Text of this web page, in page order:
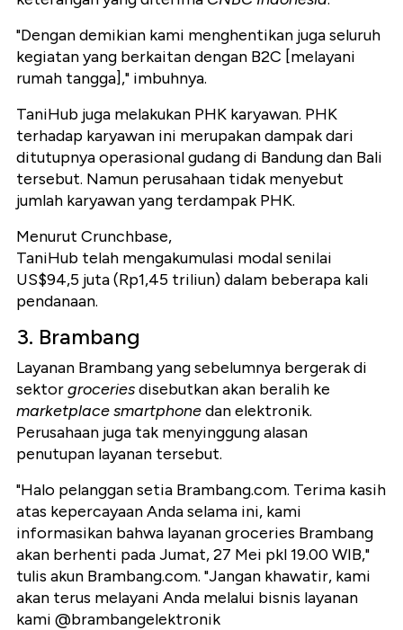
"Dengan demikian kami menghentikan juga seluruh
kegiatan yang berkaitan dengan B2C [melayani
rumah tangga]," imbuhnya.
TaniHub juga melakukan PHK karyawan. PHK
terhadap karyawan ini merupakan dampak dari
ditutupnya operasional gudang di Bandung dan Bali
tersebut. Namun perusahaan tidak menyebut
jumlah karyawan yang terdampak PHK.
Menurut Crunchbase,
TaniHub telah mengakumulasi modal senilai
US$94,5 juta (Rp1,45 triliun) dalam beberapa kali
pendanaan.
3. Brambang
Layanan Brambang yang sebelumnya bergerak di
sektorgroceriesdisebutkan akan beralih ke
marketplace smartphonedan elektronik.
Perusahaan juga tak menyinggung alasan
penutupan layanan tersebut.
"Halo pelanggan setia Brambang.com. Terima kasih
atas kepercayaan Anda selama ini, kami
informasikan bahwa layanan groceries Brambang
akan berhenti pada Jumat, 27 Mei pkl 19.00 WIB,"
tulis akun Brambang.com. "Jangan khawatir, kami
akan terus melayani Anda melalui bisnis layanan
kami @brambangelektronik